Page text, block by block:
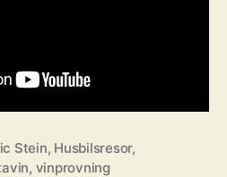
Stein, Husbilsresor,
, vinprovning